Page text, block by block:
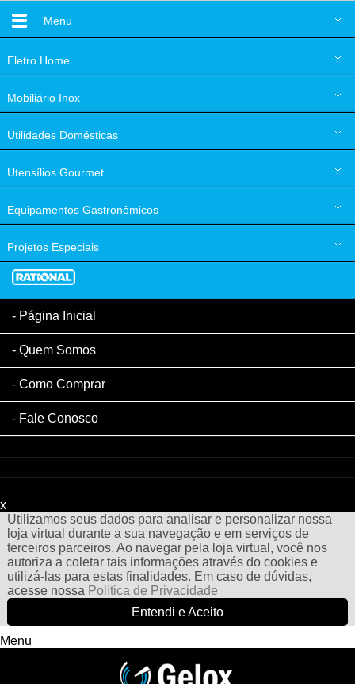
Menu
EletroHome
MobiliárioInox
UtilidadesDomésticas
UtensíliosGourmet
EquipamentosGastronômicos
ProjetosEspeciais
Página Inicial
Quem Somos
Como Comprar
Fale Conosco
x
Utilizamos seus dados para analisar e personalizar nossa
loja virtual durante a sua navegação e em serviços de
terceiros parceiros. Ao navegar pela loja virtual, você nos
autoriza a coletar tais informações através do cookies e
utilizá-las para estas finalidades. Em caso de dúvidas,
acesse nossa Política de Privacidade
Entendi e Aceito
Menu